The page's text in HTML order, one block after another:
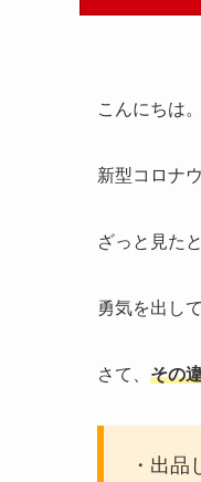
こんにちは
新型コロナ
ざっと見た
勇気を出し
さて、 その
・出品